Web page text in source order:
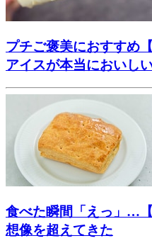
プチご褒美におすすめ
アイスが本当においし
食べた瞬間「えっ」…
想像を超えてきた